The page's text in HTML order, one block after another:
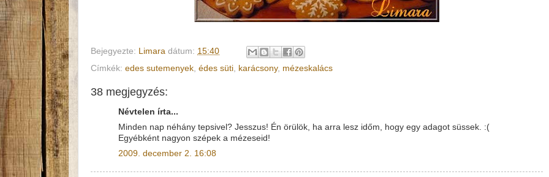
Bejegyezte: Limara dátum: 15:40
Címkék: edes sutemenyek édes süti karácsony, mézeskalács
38 megjegyzés:
Névtelen írta...
Minden nap néhány tepsivel? Jesszus! Én örülök, ha arra lesz időm, hogy egy adagot süssek. :(
Egyébként nagyon szépek a mézeseid!
2009. december 2. 16:08